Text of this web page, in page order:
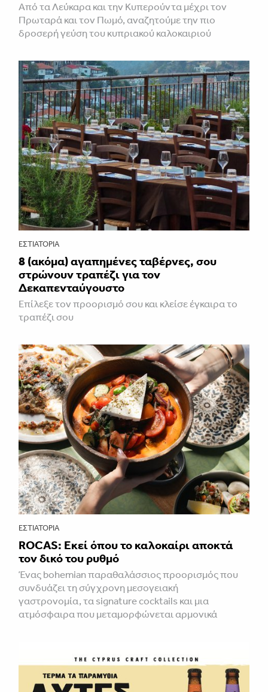
Από τα Λεύκαρα και την Κυπερούντα μέχρι τον
Πρωταρά και τον Πωμό, αναζητούμε την πιο
δροσερή γεύση του κυπριακού καλοκαιριού
ΕΣΤΙΑΤΌΡΙΑ
8 (ακόμα) αγαπημένες ταβέρνες, σου
στρώνουν τραπέζι για τον
Δεκαπενταύγουστο
Επίλεξε τον προορισμό σου και κλείσε έγκαιρα το
τραπέζι σου
ΕΣΤΙΑΤΌΡΙΑ
ROCAS: Εκεί όπου το καλοκαίρι αποκτά
τον δικό του ρυθμό
Ένας bohemian παραθαλάσσιος προορισμός που
συνδυάζει τη σύγχρονη μεσογειακή
γαστρονομία, τα signature cocktails και μια
ατμόσφαιρα που μεταμορφώνεται αρμονικά